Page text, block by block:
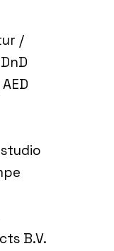
/
B.V.